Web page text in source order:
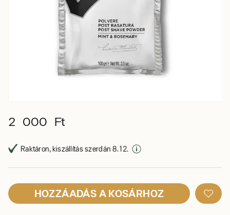
2 000 Ft
Raktáron, kiszállítás szerdán 8. 12.
HOZZÁADÁS A KOSÁRHOZ